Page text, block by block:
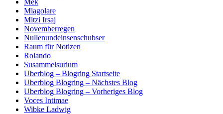
Mek
Miagolare
Mitzi Irsaj
Novemberregen
Nullenundeinsenschubser
Raum für Notizen
Rolando
Susammelsurium
Uberblog – Blogring Startseite
Uberblog Blogring – Nächstes Blog
Uberblog Blogring – Vorheriges Blog
Voces Intimae
Wibke Ladwig